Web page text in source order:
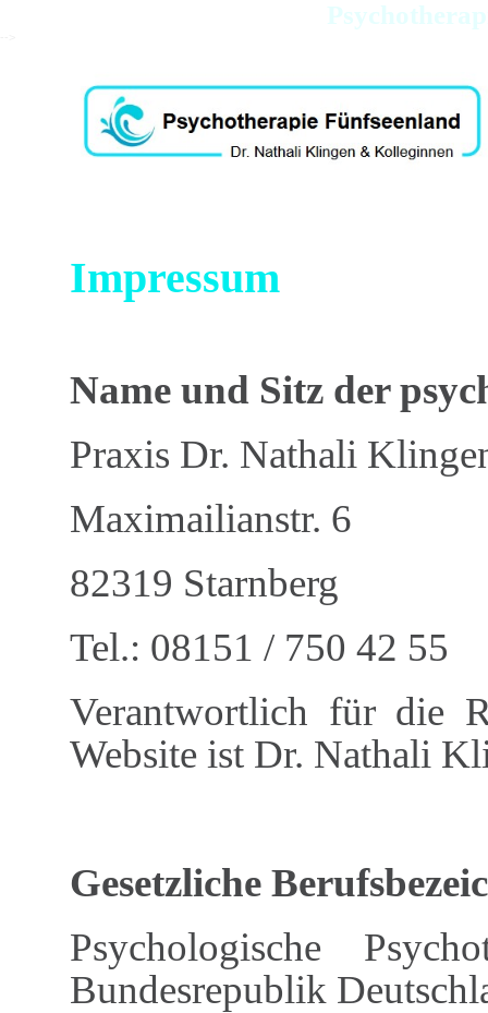
Impressum
Name und Sitz der
Praxis Dr. Nathali
Maximailianstr. 6
82319 Starnberg
Tel.: 08151 / 750 42 55
Verantwortlich für die
Website ist Dr. Nathali
Gesetzliche
Psychologische
Bundesrepublik